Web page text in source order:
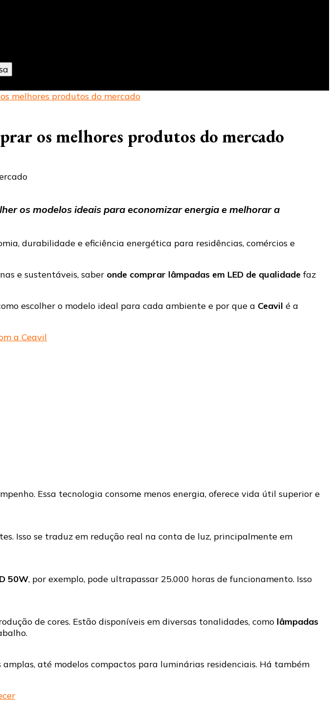
melhores produtos do mercado
os melhores produtos do mercado
os modelos ideais para economizar energia e melhorar a
durabilidade e eficiência energética para residências, comércios e
e sustentáveis, saber onde comprar lâmpadas em LED de qualidade faz
escolher o modelo ideal para cada ambiente e por que a Ceavil é a
a Ceavil
Essa tecnologia consome menos energia, oferece vida útil superior e
Isso se traduz em redução real na conta de luz, principalmente em
50W, por exemplo, pode ultrapassar 25.000 horas de funcionamento. Isso
de cores. Estão disponíveis em diversas tonalidades, como lâmpadas
até modelos compactos para luminárias residenciais. Há também